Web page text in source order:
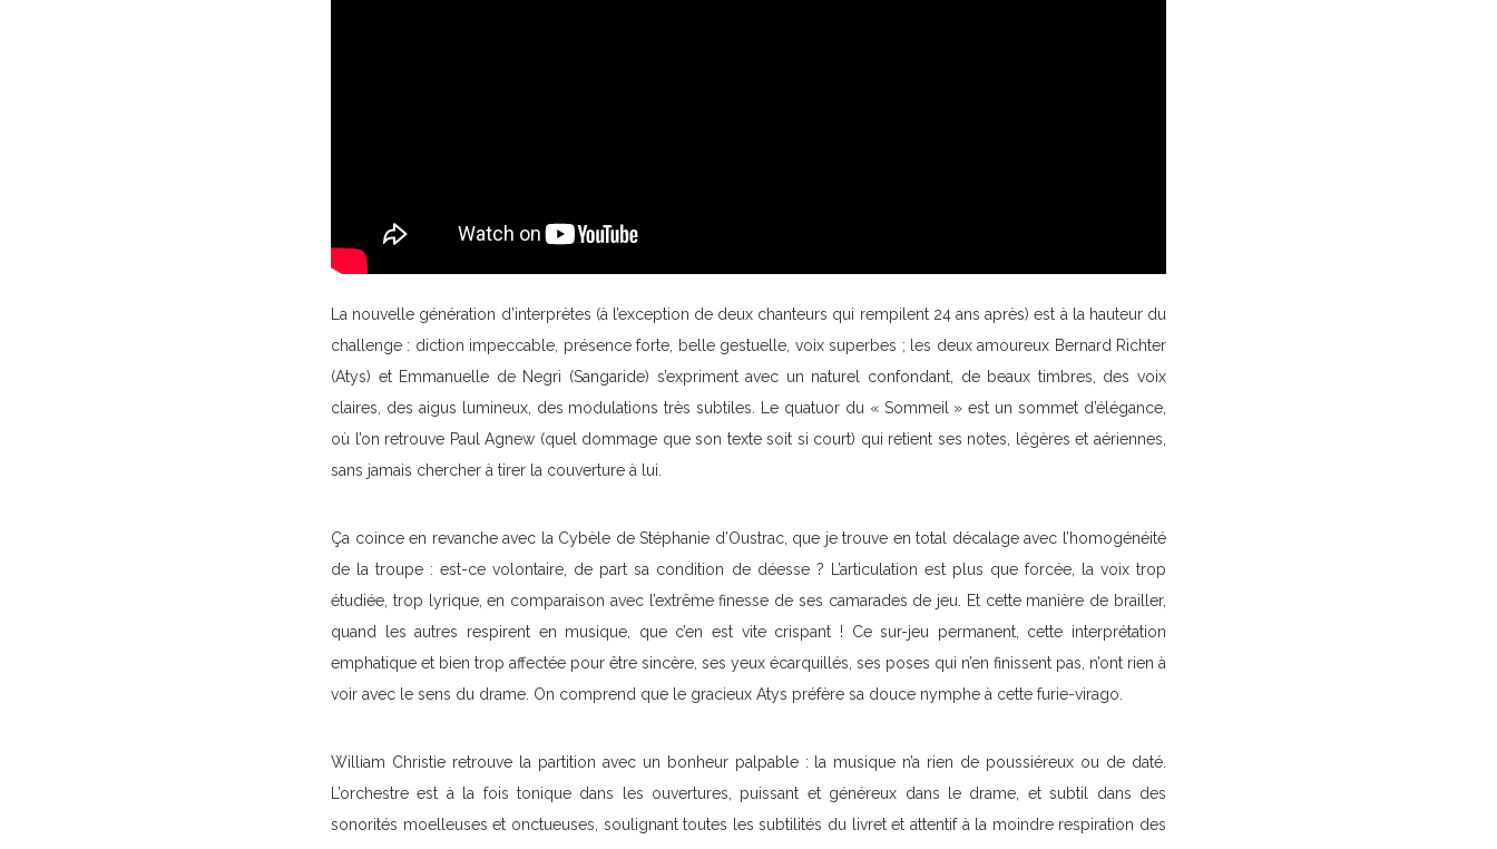
La nouvelle génération d’interprètes (à l’exception de deux chanteurs qui rempilent 24 ans après) est à la hauteur du
challenge : diction impeccable, présence forte, belle gestuelle, voix superbes ; les deux amoureux Bernard Richter
(Atys) et Emmanuelle de Negri (Sangaride) s’expriment avec un naturel confondant, de beaux timbres, des voix
claires, des aigus lumineux, des modulations très subtiles. Le quatuor du « Sommeil » est un sommet d’élégance,
où l’on retrouve Paul Agnew (quel dommage que son texte soit si court) qui retient ses notes, légères et aériennes,
sans jamais chercher à tirer la couverture à lui.
Ça coince en revanche avec la Cybèle de Stéphanie d’Oustrac, que je trouve en total décalage avec l’homogénéité
de la troupe : est-ce volontaire, de part sa condition de déesse ? L’articulation est plus que forcée, la voix trop
étudiée, trop lyrique, en comparaison avec l’extrême finesse de ses camarades de jeu. Et cette manière de brailler,
quand les autres respirent en musique, que c’en est vite crispant ! Ce sur-jeu permanent, cette interprétation
emphatique et bien trop affectée pour être sincère, ses yeux écarquillés, ses poses qui n’en finissent pas, n’ont rien à
voir avec le sens du drame. On comprend que le gracieux Atys préfère sa douce nymphe à cette furie-virago.
William Christie retrouve la partition avec un bonheur palpable : la musique n’a rien de poussiéreux ou de daté.
L’orchestre est à la fois tonique dans les ouvertures, puissant et généreux dans le drame, et subtil dans des
sonorités moelleuses et onctueuses, soulignant toutes les subtilités du livret et attentif à la moindre respiration des